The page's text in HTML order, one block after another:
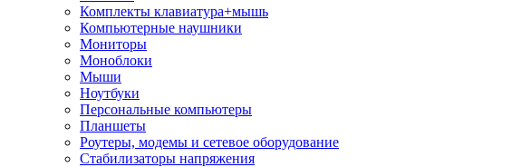
Комплекты клавиатура+мышь
Компьютерные наушники
Мониторы
Моноблоки
Мыши
Ноутбуки
Персональные компьютеры
Планшеты
Роутеры, модемы и сетевое оборудование
Стабилизаторы напряжения